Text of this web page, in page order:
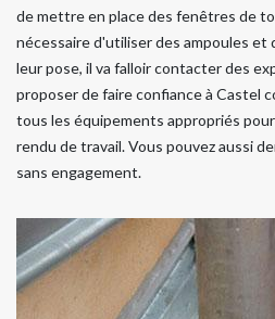
de mettre en place des fenêtres de
nécessaire d'utiliser des ampoules et
leur pose, il va falloir contacter des
proposer de faire confiance à Castel
tous les équipements appropriés
rendu de travail. Vous pouvez aussi
sans engagement.